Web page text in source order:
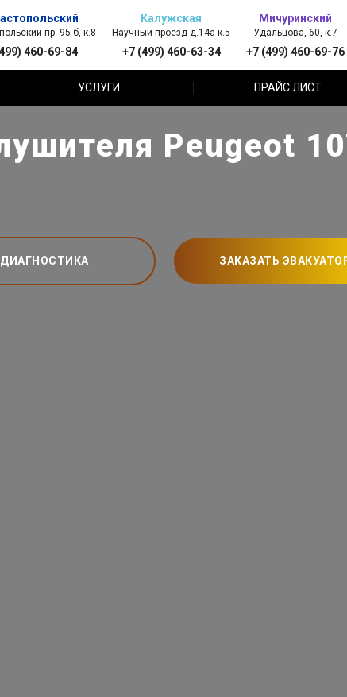
пр. 95 б, к.8
460-69-84
Калужская
Научный проезд д.14а к.5
+7 (499) 460-63-34
Мичуринский
Удальцова, 60, к.7
+7 (499) 460-69-76
УСЛУГИ ПРАЙС ЛИСТ
Peugeot
ДИАГНОСТИКА ЗАКАЗАТЬ